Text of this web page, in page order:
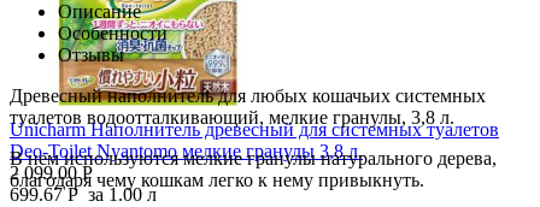
Unicharm Наполнитель древесный для системных туалетов
Deo-Toilet Nyantomo мелкие гранулы 3,8 л.
2 099.00 Р
699.67 Р за 1.00 л
Описание
Особенности
Отзывы
Древесный наполнитель для любых кошачьих системных
туалетов водоотталкивающий, мелкие гранулы, 3,8 л.
В нем используются мелкие гранулы натурального дерева,
благодаря чему кошкам легко к нему привыкнуть.